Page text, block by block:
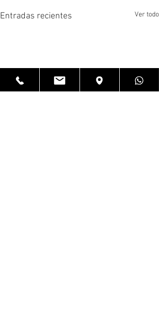
Entradas recientes Ver todo